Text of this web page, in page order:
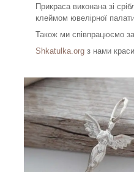
Прикраса виконана зі
клеймом ювелірної
Також ми співпрацюємо
Shkatulka.org з нами